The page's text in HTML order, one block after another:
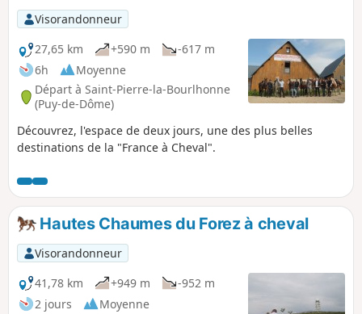
Visorandonneur
27,65 km
+590 m
-617 m
6h
Moyenne
Départ à Saint-Pierre-la-Bourlhonne
(Puy-de-Dôme)
Découvrez, l'espace de deux jours, une des plus belles
destinations de la "France à Cheval".
Hautes Chaumes du Forez à cheval
Visorandonneur
41,78 km
+949 m
-952 m
2 jours
Moyenne